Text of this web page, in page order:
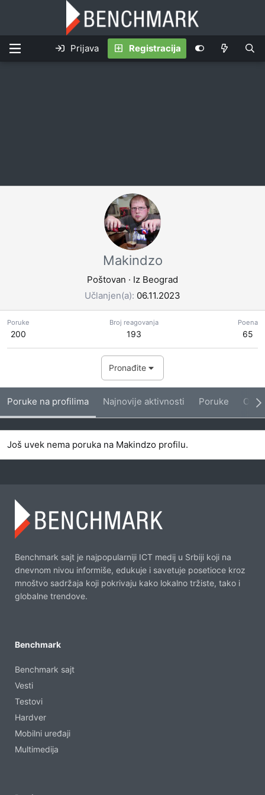
Prijava Registracija
Makindzo
Poštovan · Iz Beograd
Učlanjen(a) 06.11.2023
Poruke
200
Broj reagovanja
193
Poena
65
Pronađite
Poruke na profilima Najnovije aktivnosti Poruke O
Još uvek nema poruka na Makindzo profilu.
Benchmark sajt je najpopularniji ICT medij u Srbiji koji na
dnevnom nivou informiše, edukuje i savetuje posetioce kroz
mnoštvo sadržaja koji pokrivaju kako lokalno tržiste, tako i
globalne trendove.
Benchmark
Benchmark sajt
Vesti
Testovi
Hardver
Mobilni uređaji
Multimedija